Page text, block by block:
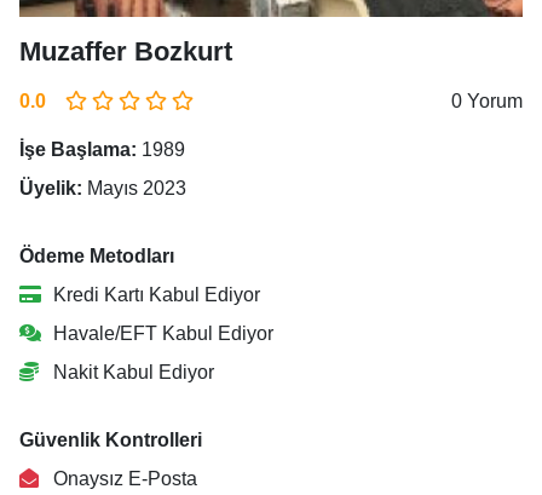
Muzaffer Bozkurt
0.0 0 Yorum
İşe Başlama: 1989
Üyelik: Mayıs 2023
Ödeme Metodları
Kredi Kartı Kabul Ediyor
Havale/EFT Kabul Ediyor
Nakit Kabul Ediyor
Güvenlik Kontrolleri
Onaysız E-Posta